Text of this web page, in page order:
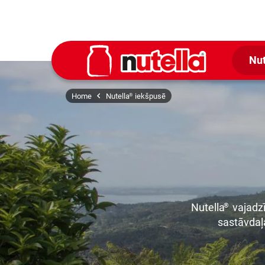
Home Nutella® iekšpusē
Nutella®